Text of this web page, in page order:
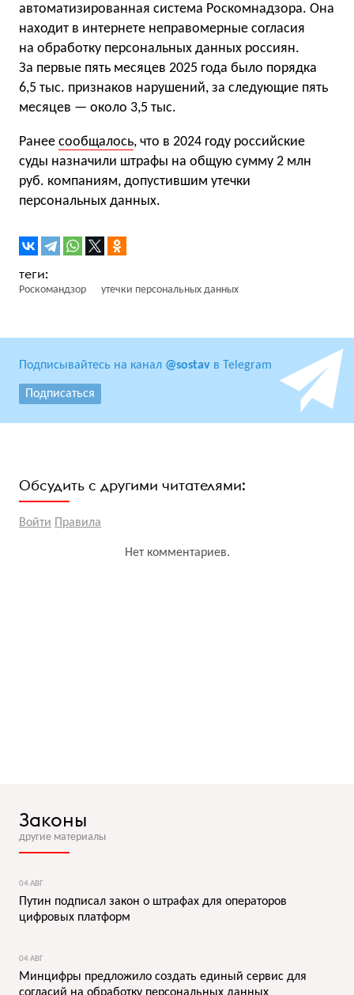
автоматизированная система Роскомнадзора. Она
находит в интернете неправомерные согласия
на обработку персональных данных россиян.
За первые пять месяцев 2025 года было порядка
6,5 тыс. признаков нарушений, за следующие пять
месяцев — около 3,5 тыс.
Ранее сообщалось, что в 2024 году российские
суды назначили штрафы на общую сумму 2 млн
руб. компаниям, допустившим утечки
персональных данных.
Роскомандзор утечки персональных данных
Подписывайтесь на канал @sostav в Telegram
Подписаться
Обсудить с другими читателями:
Войти Правила
Нет комментариев.
Законы
другие материалы
04 АВГ
Путин подписал закон о штрафах для операторов
цифровых платформ
04 АВГ
Минцифры предложило создать единый сервис для